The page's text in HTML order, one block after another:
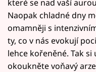
které se nad vaší
Naopak chladné dny
omamněji s
ty, co v nás evokují
lehce kořeněné. Tak
okoukněte voňavý